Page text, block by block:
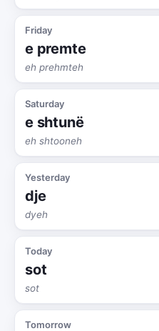
Friday
e premte
eh prehmteh
Saturday
e shtunë
eh shtooneh
Yesterday
dje
dyeh
Today
sot
sot
Tomorrow